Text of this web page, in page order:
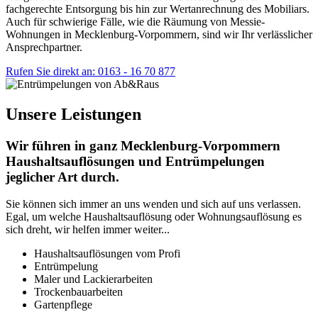
fachgerechte Entsorgung bis hin zur Wertanrechnung des Mobiliars.
Auch für schwierige Fälle, wie die Räumung von Messie-
Wohnungen in Mecklenburg-Vorpommern, sind wir Ihr verlässlicher
Ansprechpartner.
Rufen Sie direkt an: 0163 - 16 70 877
Unsere Leistungen
Wir führen in ganz Mecklenburg-Vorpommern
Haushaltsauflösungen und Entrümpelungen
jeglicher Art durch.
Sie können sich immer an uns wenden und sich auf uns verlassen.
Egal, um welche Haushaltsauflösung oder Wohnungsauflösung es
sich dreht, wir helfen immer weiter...
Haushaltsauflösungen vom Profi
Entrümpelung
Maler und Lackierarbeiten
Trockenbauarbeiten
Gartenpflege